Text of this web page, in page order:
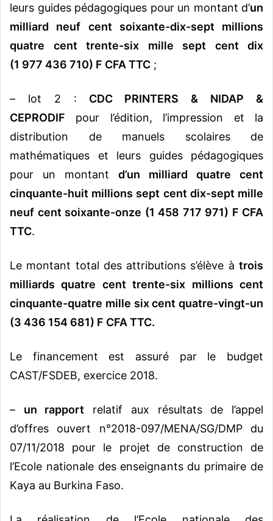
leurs guides pédagogiques pour un montant d’un
milliard neuf cent soixante-dix-sept millions
quatre cent trente-six mille sept cent dix
(1 977 436 710) F CFA TTC ;
– lot 2 : CDC PRINTERS & NIDAP &
CEPRODIF pour l’édition, l’impression et la
distribution de manuels scolaires de
mathématiques et leurs guides pédagogiques
pour un montant d’un milliard quatre cent
cinquante-huit millions sept cent dix-sept mille
neuf cent soixante-onze (1 458 717 971) F CFA
TTC.
Le montant total des attributions s’élève à trois
milliards quatre cent trente-six millions cent
cinquante-quatre mille six cent quatre-vingt-un
(3 436 154 681) F CFA TTC.
Le financement est assuré par le budget
CAST/FSDEB, exercice 2018.
– un rapport relatif aux résultats de l’appel
d’offres ouvert n°2018-097/MENA/SG/DMP du
07/11/2018 pour le projet de construction de
l’Ecole nationale des enseignants du primaire de
Kaya au Burkina Faso.